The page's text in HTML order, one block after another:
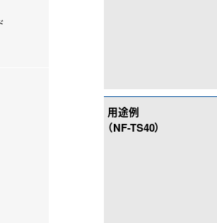
用途例
（NF-TS40）